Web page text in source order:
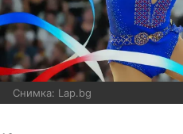
Снимка: Lap.bg